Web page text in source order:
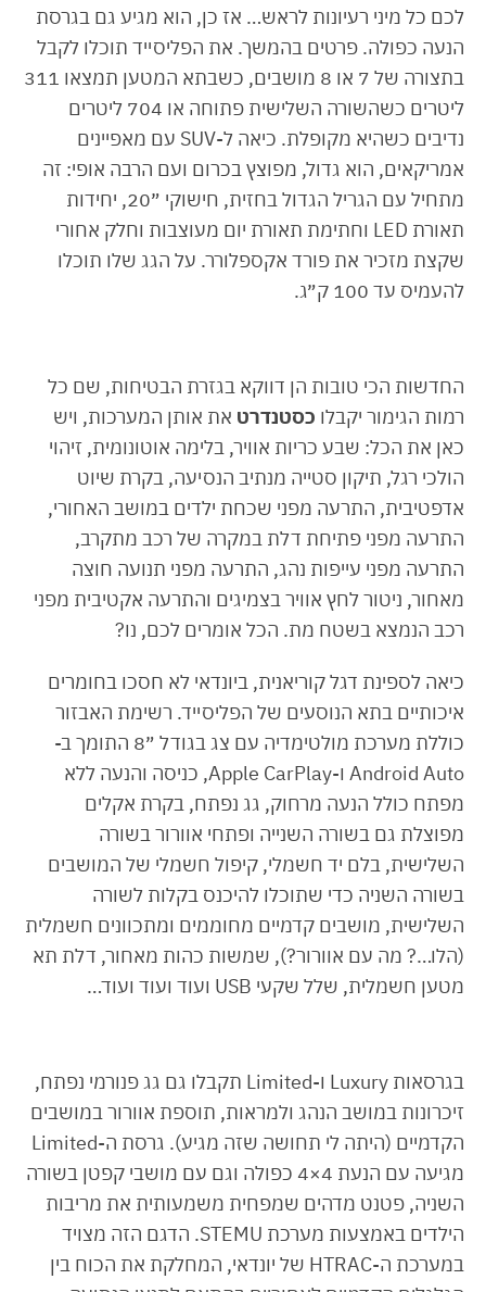
לכם כל מיני רעיונות לראש… אז כן, הוא מגיע גם בגרסת
הנעה כפולה. פרטים בהמשך. את הפליסייד תוכלו לקבל
בתצורה של 7 או 8 מושבים, כשבתא המטען תמצאו 311
ליטרים כשהשורה השלישית פתוחה או 704 ליטרים
נדיבים כשהיא מקופלת. כיאה ל-SUV עם מאפיינים
אמריקאים, הוא גדול, מפוצץ בכרום ועם הרבה אופי: זה
מתחיל עם הגריל הגדול בחזית, חישוקי ״20, יחידות
תאורת LED וחתימת תאורת יום מעוצבות וחלק אחורי
שקצת מזכיר את פורד אקספלורר. על הגג שלו תוכלו
להעמיס עד 100 ק״ג.
החדשות הכי טובות הן דווקא בגזרת הבטיחות, שם כל
רמות הגימור יקבלו כסטנדרט את אותן המערכות, ויש
כאן את הכל: שבע כריות אוויר, בלימה אוטונומית, זיהוי
הולכי רגל, תיקון סטייה מנתיב הנסיעה, בקרת שיוט
אדפטיבית, התרעה מפני שכחת ילדים במושב האחורי,
התרעה מפני פתיחת דלת במקרה של רכב מתקרב,
התרעה מפני עייפות נהג, התרעה מפני תנועה חוצה
מאחור, ניטור לחץ אוויר בצמיגים והתרעה אקטיבית מפני
רכב הנמצא בשטח מת. הכל אומרים לכם, נו?
כיאה לספינת דגל קוריאנית, ביונדאי לא חסכו בחומרים
איכותיים בתא הנוסעים של הפליסייד. רשימת האבזור
כוללת מערכת מולטימדיה עם צג בגודל ״8 התומך ב-
Android Auto ו-Apple CarPlay, כניסה והנעה ללא
מפתח כולל הנעה מרחוק, גג נפתח, בקרת אקלים
מפוצלת גם בשורה השנייה ופתחי אוורור בשורה
השלישית, בלם יד חשמלי, קיפול חשמלי של המושבים
בשורה השניה כדי שתוכלו להיכנס בקלות לשורה
השלישית, מושבים קדמיים מחוממים ומתכוונים חשמלית
(הלו…? מה עם אוורור?), שמשות כהות מאחור, דלת תא
מטען חשמלית, שלל שקעי USB ועוד ועוד ועוד…
בגרסאות Luxury ו-Limited תקבלו גם גג פנורמי נפתח,
זיכרונות במושב הנהג ולמראות, תוספת אוורור במושבים
הקדמיים (היתה לי תחושה שזה מגיע). גרסת ה-Limited
מגיעה עם הנעת 4×4 כפולה וגם עם מושבי קפטן בשורה
השניה, פטנט מדהים שמפחית משמעותית את מריבות
הילדים באמצעות מערכת STEMU. הדגם הזה מצויד
במערכת ה-HTRAC של יונדאי, המחלקת את הכוח בין